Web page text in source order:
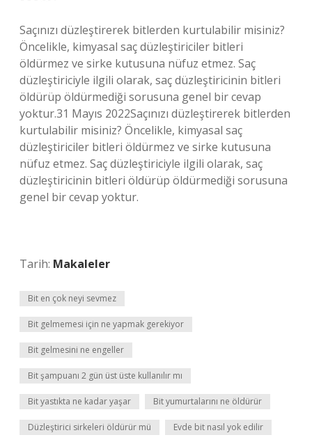
Saçınızı düzleştirerek bitlerden kurtulabilir misiniz?
Öncelikle, kimyasal saç düzleştiriciler bitleri
öldürmez ve sirke kutusuna nüfuz etmez. Saç
düzleştiriciyle ilgili olarak, saç düzleştiricinin bitleri
öldürüp öldürmediği sorusuna genel bir cevap
yoktur.31 Mayıs 2022Saçınızı düzleştirerek bitlerden
kurtulabilir misiniz? Öncelikle, kimyasal saç
düzleştiriciler bitleri öldürmez ve sirke kutusuna
nüfuz etmez. Saç düzleştiriciyle ilgili olarak, saç
düzleştiricinin bitleri öldürüp öldürmediği sorusuna
genel bir cevap yoktur.
Tarih: Makaleler
Bit en çok neyi sevmez
Bit gelmemesi için ne yapmak gerekiyor
Bit gelmesini ne engeller
Bit şampuanı 2 gün üst üste kullanılır mı
Bit yastıkta ne kadar yaşar Bit yumurtalarını ne öldürür
Düzleştirici sirkeleri öldürür mü Evde bit nasıl yok edilir